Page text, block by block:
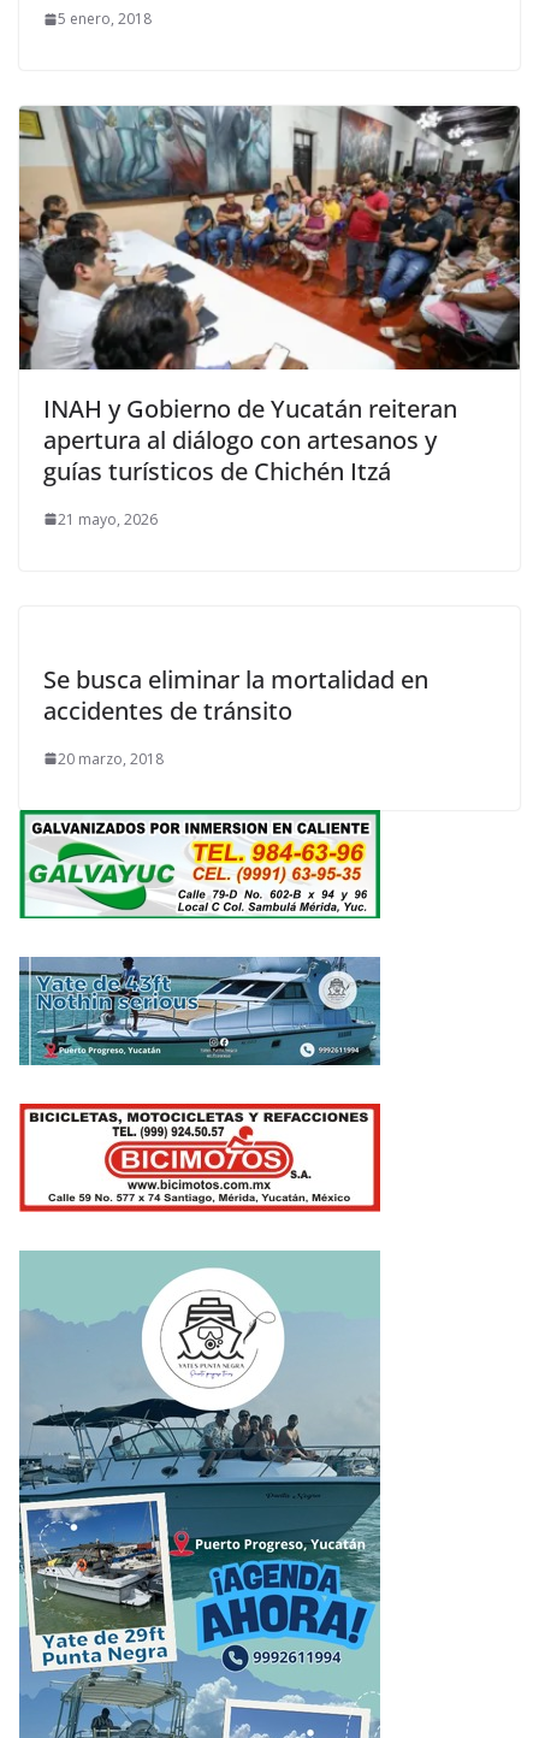
5 enero, 2018
INAH y Gobierno de Yucatán reiteran
apertura al diálogo con artesanos y
guías turísticos de Chichén Itzá
21 mayo, 2026
Se busca eliminar la mortalidad en
accidentes de tránsito
20 marzo, 2018